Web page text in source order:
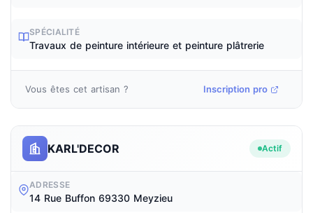
SPÉCIALITÉ
Travaux de peinture intérieure et peinture plâtrerie
Vous êtes cet artisan ? Inscription pro
KARL'DECOR Actif
ADRESSE
14 Rue Buffon 69330 Meyzieu